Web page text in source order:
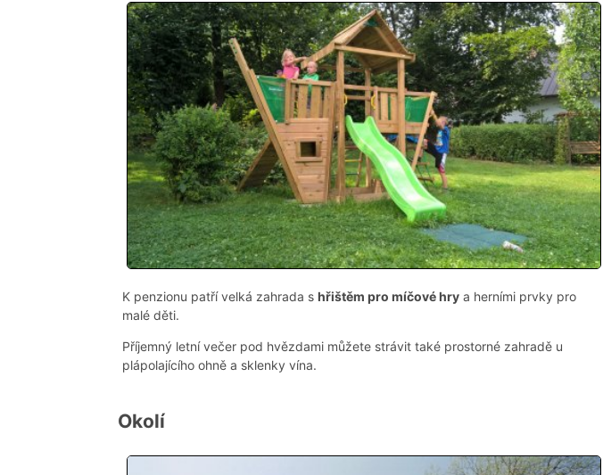
K penzionu patří velká zahrada s hřištěm pro míčové hry a herními prvky pro
malé děti.
Příjemný letní večer pod hvězdami můžete strávit také prostorné zahradě u
plápolajícího ohně a sklenky vína.
Okolí